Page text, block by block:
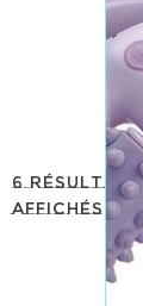
6 résultats
affichés